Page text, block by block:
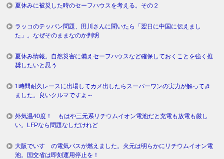
夏休みに被災した時のセーフハウスを考える。その２
ラッコのテッパン問題、田川さんに聞いたら「翌日に中国に伝えまし
た」。なぜそのままなのか判明
夏休み情報。自然災害に備えセーフハウスなど確保しておくことを強く推
奨したいと思う
1時間耐久レースに出場してカメ出したらスーパーワンの実力が解ってき
ました。良いクルマですよ～
外気温40度！ もはや三元系リチウムイオン電池だと充電も放電も厳し
い。LFPなら問題なしだけれど
大阪でいすゞの電気バスが燃えました。火元は明らかにリチウムイオン電
池。国交省は即刻運用停止を！